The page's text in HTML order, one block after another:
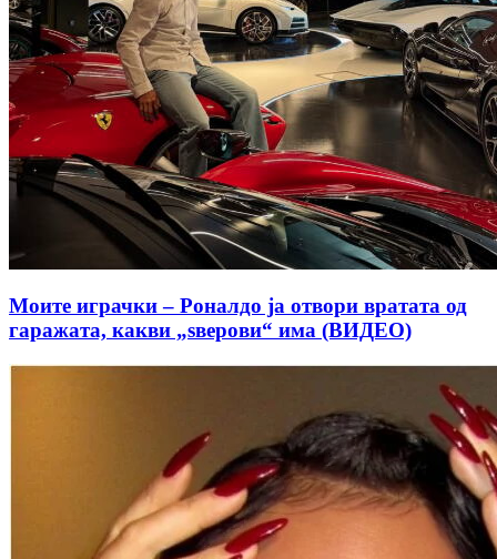
Моите играчки – Роналдо ја отвори вратата од
гаражата, какви „ѕверови“ има (ВИДЕО)